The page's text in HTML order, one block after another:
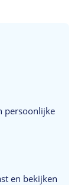
persoonlijke
en bekijken